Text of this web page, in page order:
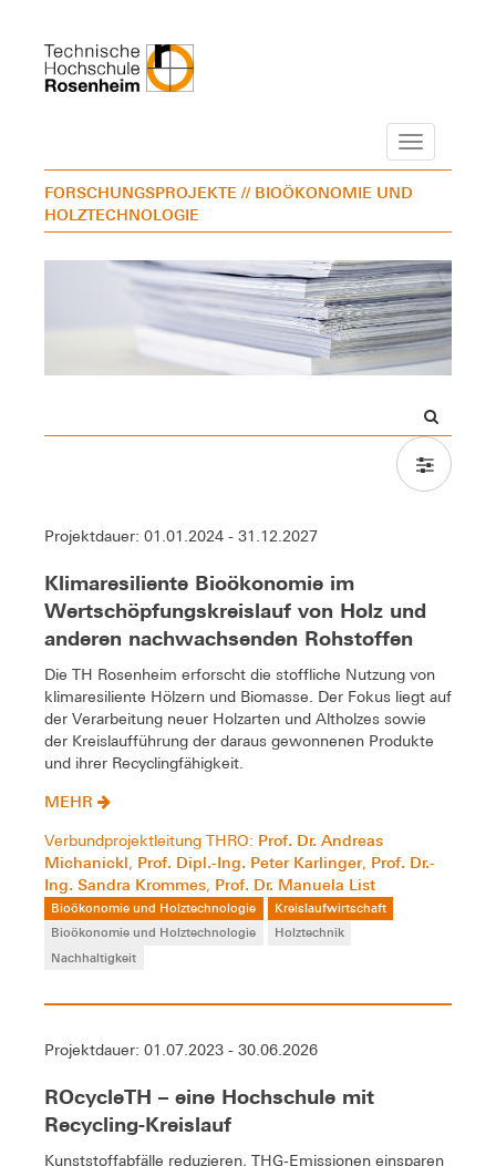
Navigation
FORSCHUNGSPROJEKTE // BIOÖKONOMIE UND
HOLZTECHNOLOGIE
Projektdauer: 01.01.2024 - 31.12.2027
Klimaresiliente Bioökonomie im
Wertschöpfungskreislauf von Holz und
anderen nachwachsenden Rohstoffen
Die TH Rosenheim erforscht die stoffliche Nutzung von
klimaresiliente Hölzern und Biomasse. Der Fokus liegt auf
der Verarbeitung neuer Holzarten und Altholzes sowie
der Kreislaufführung der daraus gewonnenen Produkte
und ihrer Recyclingfähigkeit.
MEHR
Verbundprojektleitung THRO: Prof. Dr. Andreas
Michanickl, Prof. Dipl.-Ing. Peter Karlinger, Prof. Dr.-
Ing. Sandra Krommes, Prof. Dr. Manuela List
Bioökonomie und Holztechnologie
Kreislaufwirtschaft
Bioökonomie und Holztechnologie
Holztechnik
Nachhaltigkeit
Projektdauer: 01.07.2023 - 30.06.2026
ROcycleTH – eine Hochschule mit
Recycling-Kreislauf
Kunststoffabfälle reduzieren, THG-Emissionen einsparen